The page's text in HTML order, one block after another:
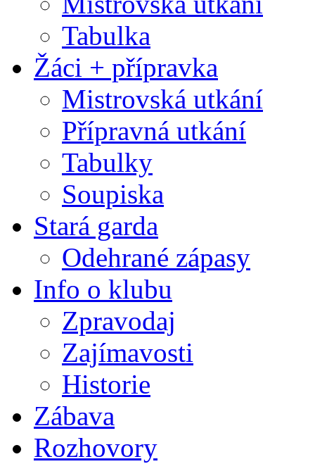
Tabulka
Žáci + přípravka
Mistrovská utkání
Přípravná utkání
Tabulky
Soupiska
Stará garda
Odehrané zápasy
Info o klubu
Zpravodaj
Zajímavosti
Historie
Zábava
Rozhovory